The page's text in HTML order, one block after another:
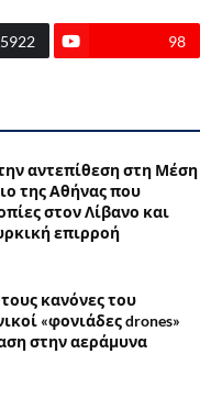
5922 98
αντεπίθεση στη Μέση
της Αθήνας που
στον Λίβανο και
επιρροή
κανόνες του
«φονιάδες drones»
στην αεράμυνα